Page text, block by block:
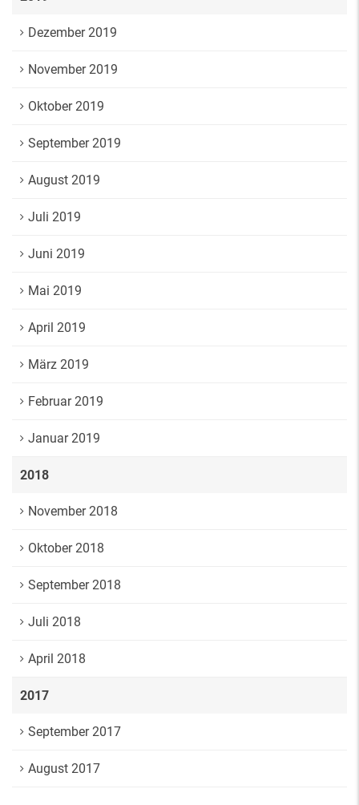
Dezember 2019
November 2019
Oktober 2019
September 2019
August 2019
Juli 2019
Juni 2019
Mai 2019
April 2019
März 2019
Februar 2019
Januar 2019
2018
November 2018
Oktober 2018
September 2018
Juli 2018
April 2018
2017
September 2017
August 2017